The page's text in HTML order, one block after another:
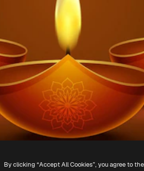
By clicking “Accept All Cookies”, you agree to